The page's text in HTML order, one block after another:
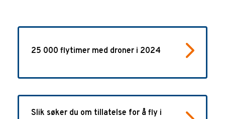
25 000 flytimer med droner i 2024
Slik søker du om tillatelse for å fly i